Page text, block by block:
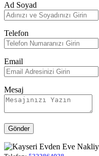
Ad Soyad
Telefon
Email
Mesaj
Gönder